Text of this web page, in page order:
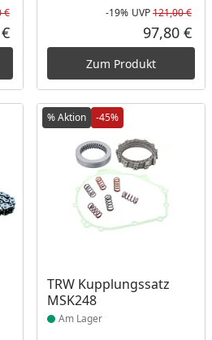
Rabatt in Prozent
Ursprünglicher Preis
€
Aktueller Preis
-19% UVP121,00 €
97,80 €
Zum Produkt
% Aktion -45%
TRW Kupplungssatz
MSK248
Produkt am Lager
Am Lager